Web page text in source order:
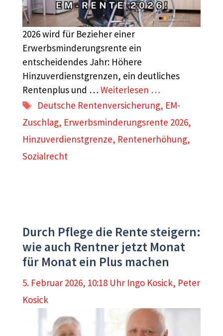
2026 wird für Bezieher einer
Erwerbsminderungsrente ein
entscheidendes Jahr: Höhere
Hinzuverdienstgrenzen, ein deutliches
Rentenplus und … Weiterlesen …
Schlagwörter
Deutsche Rentenversicherung, EM-
Zuschlag, Erwerbsminderungsrente 2026,
Hinzuverdienstgrenze, Rentenerhöhung,
Sozialrecht
Durch Pflege die Rente steigern:
wie auch Rentner jetzt Monat
für Monat ein Plus machen
5. Februar 2026, 10:18 Uhr Ingo Kosick, Peter
Kosick